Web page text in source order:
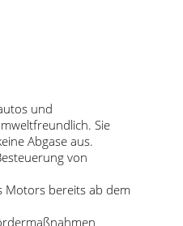
und
Sie
Abgase aus.
von
Motors bereits ab dem